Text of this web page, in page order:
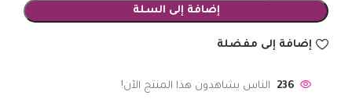
إضافة إلى السلة
إضافة إلى مفضلة
236 الناس يشاهدون هذا المنتج الآن!